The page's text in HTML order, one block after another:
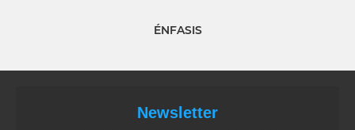
ÉNFASIS
Newsletter